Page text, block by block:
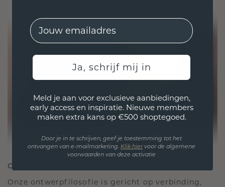
ONTWORPEN VOOR VERBINDING
Onze ontwerpfilosofie is gericht op verbinding,
EMail
Ja, schrijf mij in
Meld je aan voor exclusieve aanbiedingen,
early access en inspiratie. Nieuwe members
maken extra kans op €500 shoptegoed.
Door je in te schrijven, geef je toestemming tot het
ontvangen van e-mailmarketing. Klik hiervoor de algemene
voorwaarden van deze activatie